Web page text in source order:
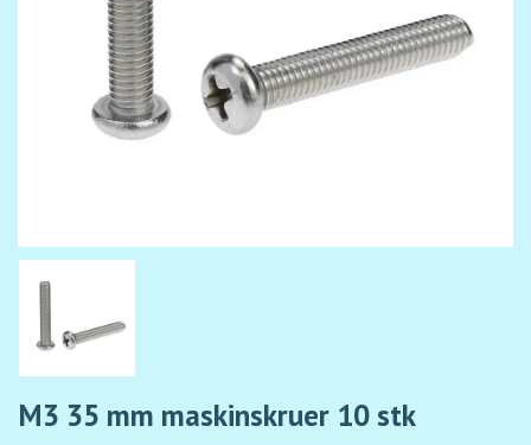
M3 35 mm maskinskruer 10 stk